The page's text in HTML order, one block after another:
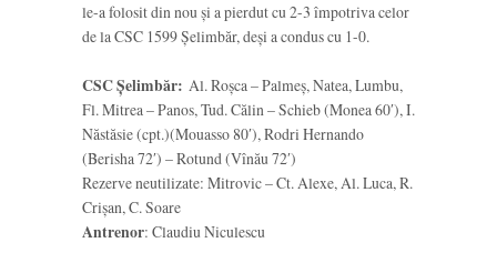
le-a folosit din nou și a pierdut cu 2-3 împotriva celor
de la CSC 1599 Șelimbăr, deși a condus cu 1-0.
CSC Șelimbăr: Al. Roșca – Palmeș, Natea, Lumbu,
Fl. Mitrea – Panos, Tud. Călin – Schieb (Monea 60′), I.
Năstăsie (cpt.)(Mouasso 80′), Rodri Hernando
(Berisha 72′) – Rotund (Vînău 72′)
Rezerve neutilizate: Mitrovic – Ct. Alexe, Al. Luca, R.
Crișan, C. Soare
Antrenor: Claudiu Niculescu